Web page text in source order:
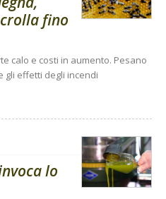
fino
calo e costi in aumento. Pesano
gli effetti degli incendi
lo